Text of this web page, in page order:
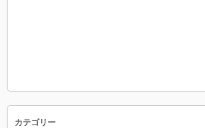
カテゴリー